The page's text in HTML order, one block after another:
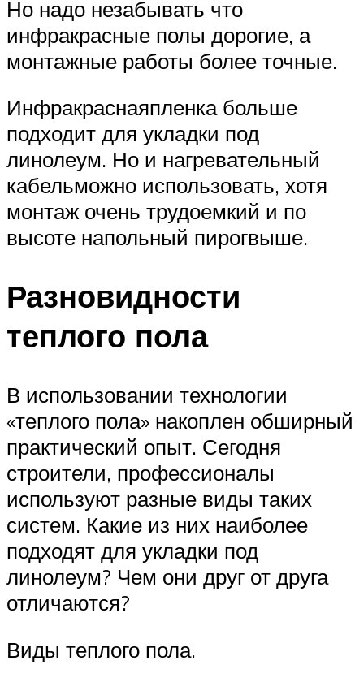
Но надо незабывать что
инфракрасные полы дорогие, а
монтажные работы более точные.
Инфракраснаяпленка больше
подходит для укладки под
линолеум. Но и нагревательный
кабельможно использовать, хотя
монтаж очень трудоемкий и по
высоте напольный пирогвыше.
Разновидности
теплого пола
В использовании технологии
«теплого пола» накоплен обширный
практический опыт. Сегодня
строители, профессионалы
используют разные виды таких
систем. Какие из них наиболее
подходят для укладки под
линолеум? Чем они друг от друга
отличаются?
Виды теплого пола.